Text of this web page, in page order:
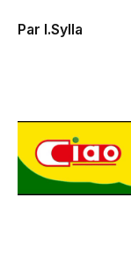
Par I.Sylla